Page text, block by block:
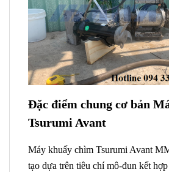
Đặc điểm chung cơ bản
Tsurumi Avant
Máy khuấy chìm Tsurumi Avant
tạo dựa trên tiêu chí mô-đun kết